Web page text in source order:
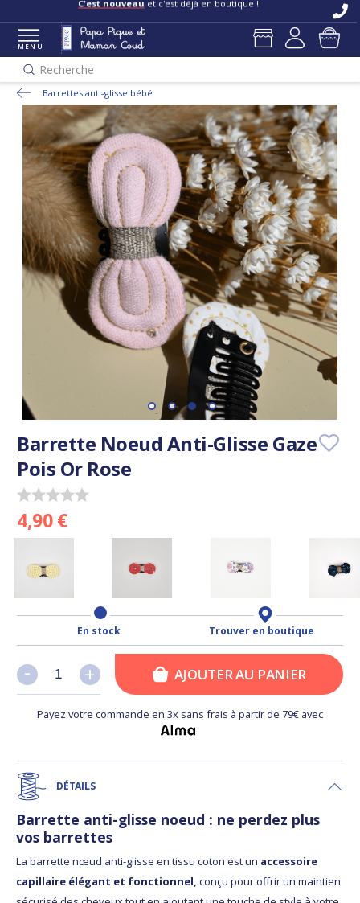
C'est nouveau et c'est déjà en boutique !
MENU
Recherche
Barrettes anti-glisse bébé
Barrette Noeud Anti-Glisse Gaze
Pois Or Rose
4,90 €
En stock Trouver en boutique
+
- +
- AJOUTER AU PANIER
Payez votre commande en 3x sans frais à partir de 79€ avec
DÉTAILS
Barrette anti-glisse noeud : ne perdez plus
vos barrettes
La barrette nœud anti-glisse en tissu coton est un accessoire
capillaire élégant et fonctionnel, conçu pour offrir un maintien